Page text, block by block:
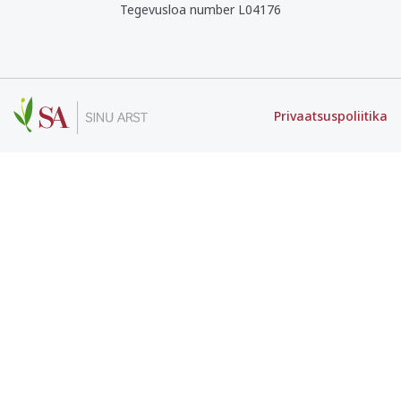
Tegevusloa number L04176
Privaatsuspoliitika